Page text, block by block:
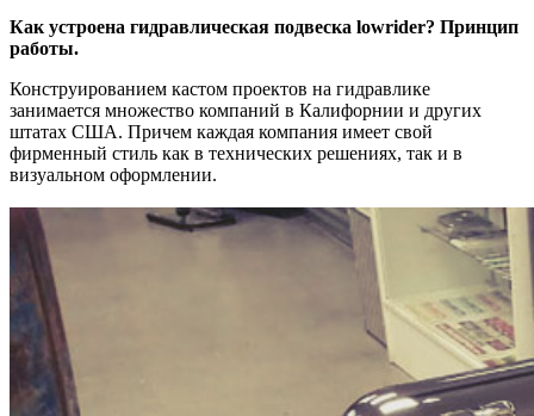
Как устроена гидравлическая подвеска lowrider? Принцип
работы.
Конструированием кастом проектов на гидравлике
занимается множество компаний в Калифорнии и других
штатах США. Причем каждая компания имеет свой
фирменный стиль как в технических решениях, так и в
визуальном оформлении.